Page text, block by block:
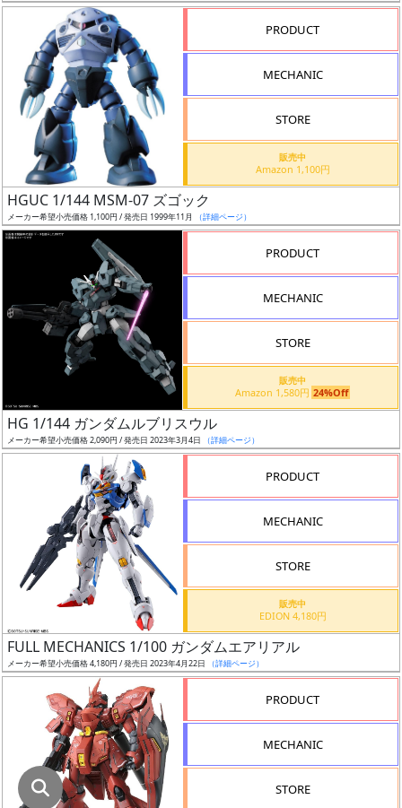
割
引
路
舗
最
安
PRODUCT
MECHANIC
STORE
販売中
Amazon 1,100円
HGUC 1/144 MSM-07 ズゴック
メーカー希望小売価格 1,100円 / 発売日 1999年11月 （詳細ページ）
PRODUCT
MECHANIC
STORE
販売中
Amazon 1,580円 24%Off
HG 1/144 ガンダムルブリスウル
メーカー希望小売価格 2,090円 / 発売日 2023年3月4日 （詳細ページ）
PRODUCT
MECHANIC
STORE
販売中
EDION 4,180円
FULL MECHANICS 1/100 ガンダムエアリアル
メーカー希望小売価格 4,180円 / 発売日 2023年4月22日 （詳細ページ）
PRODUCT
MECHANIC
STORE